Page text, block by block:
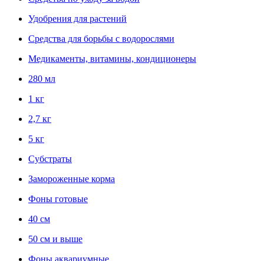
Удобрения для растений
Средства для борьбы с водорослями
Медикаменты, витамины, кондиционеры
280 мл
1 кг
2,7 кг
5 кг
Субстраты
Замороженные корма
Фоны готовые
40 см
50 см и выше
Фоны аквариумные